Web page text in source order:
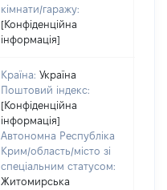
кімнати/гаражу:
[Конфіденційна
інформація]
Країна: Україна
Поштовий індекс:
[Конфіденційна
інформація]
Автономна Республіка
Крим/область/місто зі
спеціальним статусом:
Житомирська